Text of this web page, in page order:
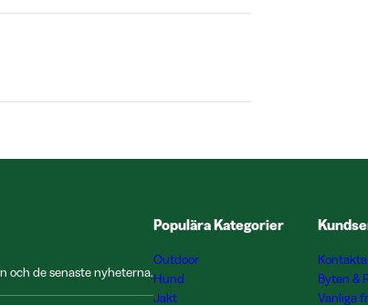
och de senaste nyheterna.
Populära Kategorier
Outdoor
Hund
Jakt
Byten &
Vanliga